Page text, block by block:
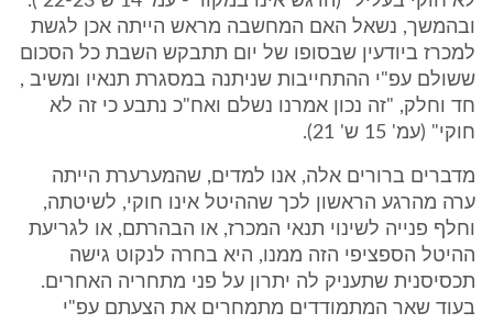
ובהמשך, נשאל האם המחשבה מראש הייתה אכן לגשת
למכרז ביודעין שבסופו של יום תתבקש השבת כל הסכום
ששולם עפ"י ההתחייבות שניתנה במסגרת תנאיו ומשיב ,
חד וחלק, "זה נכון אמרנו נשלם ואח"כ נתבע כי זה לא
חוקי" (עמ' 15 ש' 21).
מדברים ברורים אלה, אנו למדים, שהמערערת הייתה
ערה מהרגע הראשון לכך שההיטל אינו חוקי, לשיטתה,
וחלף פנייה לשינוי תנאי המכרז, או הבהרתם, או לגריעת
ההיטל הספציפי הזה ממנו, היא בחרה לנקוט גישה
תכסיסנית שתעניק לה יתרון על פני מתחריה האחרים.
בעוד שאר המתמודדים מתמחרים את הצעתם עפ"י